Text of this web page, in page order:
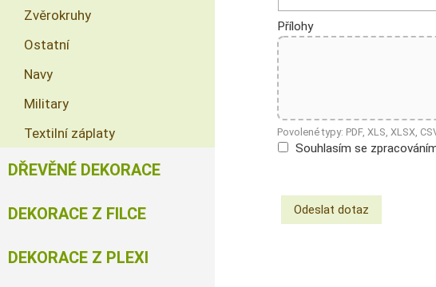
Přílohy
Povolené typy: PDF, XLS, XLSX,
Souhlasím se
Zvěrokruhy
Ostatní
Navy
Military
Textilní záplaty
DŘEVĚNÉ DEKORACE
DEKORACE Z FILCE
DEKORACE Z PLEXI